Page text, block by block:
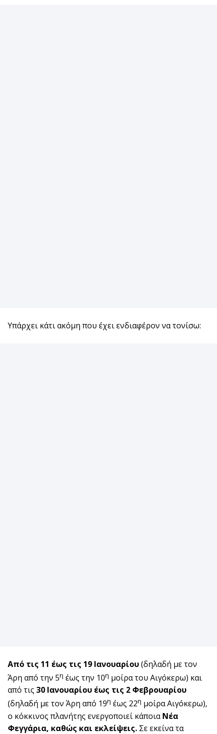
Υπάρχει κάτι ακόμη που έχει ενδιαφέρον να τονίσω:
Από τις 11 έως τις 19 Ιανουαρίου(δηλαδή με τον
Άρη από την 5η έως την 10η μοίρα του Αιγόκερω) και
από τις 30 Ιανουαρίου έως τις 2 Φεβρουαρίου
(δηλαδή με τον Άρη από 19η έως 22η μοίρα Αιγόκερω),
ο κόκκινος πλανήτης ενεργοποιεί κάποιαΝέα
Φεγγάρια, καθώς και εκλείψεις. Σε εκείνα τα